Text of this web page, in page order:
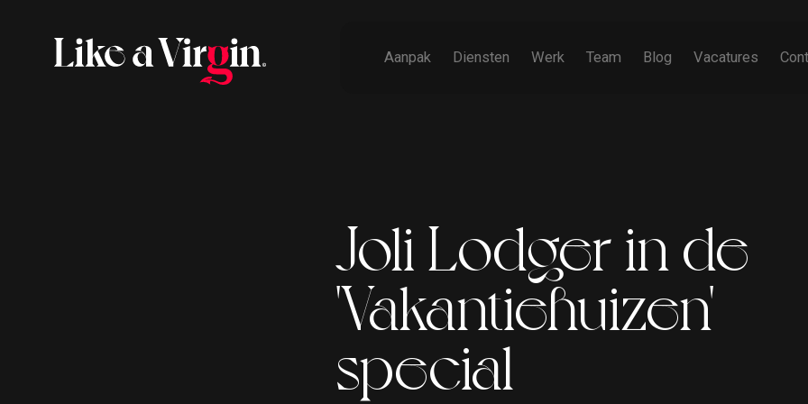
Aanpak Diensten Werk Team Blog Vacatures
marketing strategies,
crazy commercials, tv,
copy, boring copy,
and right. We. got. You.
Joli Lodger in de
'Vakantiehuizen'-
special